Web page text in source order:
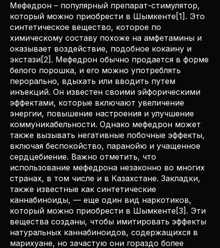
Мефедрон – популярный препарат-стимулятор,
который можно приобрести в Шымкенте[1]. Это
синтетическое вещество, которое по
химическому составу похоже на амфетамины и
оказывает воздействие, подобное кокаину и
экстази[2]. Мефедрон обычно продается в форме
белого порошка, и его можно употреблять
перорально, вдыхать или вводить путем
инъекций. Он известен своими эйфорическими
эффектами, которые включают увеличение
энергии, повышение настроения и улучшение
коммуникабельности. Однако мефедрон может
также вызывать негативные побочные эффекты,
включая беспокойство, паранойю и учащенное
сердцебиение. Важно отметить, что
использование мефедрона незаконно во многих
странах, в том числе и в Казахстане. Закладки,
также известные как синтетические
каннабиноиды, — еще один вид наркотиков,
который можно приобрести в Шымкенте[3]. Эти
вещества созданы, чтобы имитировать эффекты
натуральных каннабиноидов, содержащихся в
марихуане, но зачастую они гораздо более